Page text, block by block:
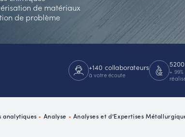
de matériaux
de problème
+140 collaborateurs
à votre écoute
+
analytiques • Analyse • Analyses et d’Expertises